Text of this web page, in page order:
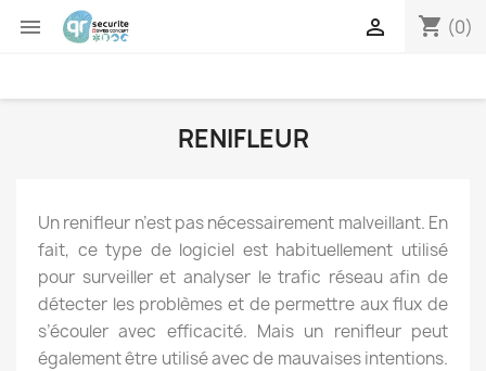
 shopping_cart (0)

RENIFLEUR
Un renifleur n’est pas nécessairement malveillant. En
fait, ce type de logiciel est habituellement utilisé
pour surveiller et analyser le trafic réseau afin de
détecter les problèmes et de permettre aux flux de
s’écouler avec efficacité. Mais un renifleur peut
également être utilisé avec de mauvaises intentions.